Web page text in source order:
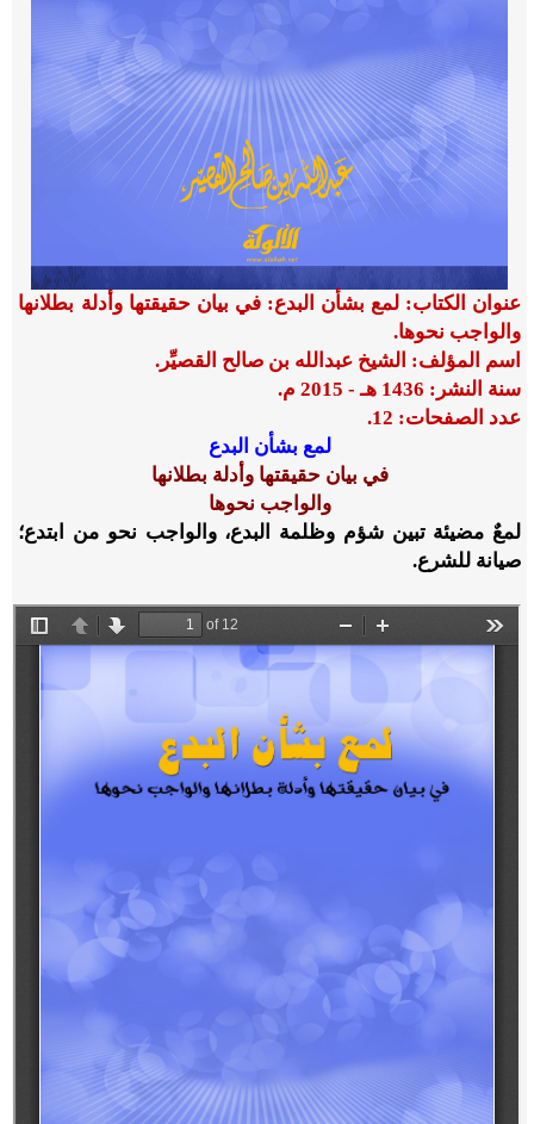
عنوان الكتاب:لمع بشأن البدع: في بيان حقيقتها وأدلة بطلانها
والواجب نحوها.
اسم المؤلف: الشيخ عبدالله بن صالح القصيِّر.
سنة النشر: 1436 هـ - 2015 م.
عدد الصفحات: 12.
لمع بشأن البدع
في بيان حقيقتها وأدلة بطلانها
والواجب نحوها
لمعٌ مضيئة تبين شؤم وظلمة البدع، والواجب نحو من ابتدع؛
صيانة للشرع.